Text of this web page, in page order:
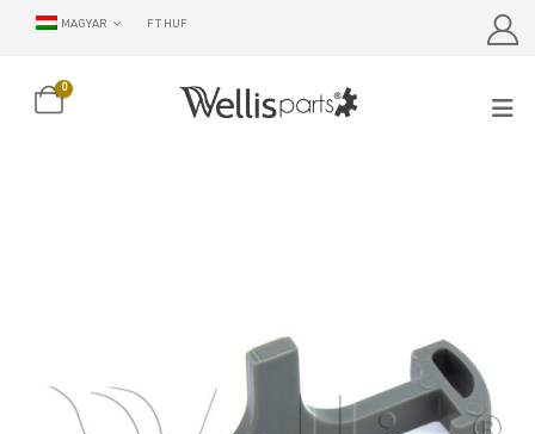
MAGYAR FT HUF
0